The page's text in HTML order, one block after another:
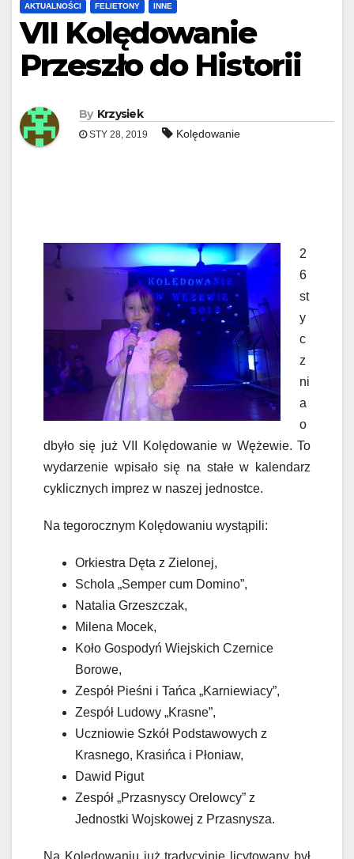
AKTUALNOŚCI FELIETONY INNE
VII Kolędowanie
Przeszło do Historii
By Krzysiek
STY 28, 2019 Kolędowanie
2
6
st
y
c
z
ni
a
o
dbyło się już VII Kolędowanie w Wężewie. To
wydarzenie wpisało się na stałe w kalendarz
cyklicznych imprez w naszej jednostce.
Na tegorocznym Kolędowaniu wystąpili:
Orkiestra Dęta z Zielonej,
Schola „Semper cum Domino”,
Natalia Grzeszczak,
Milena Mocek,
Koło Gospodyń Wiejskich Czernice
Borowe,
Zespół Pieśni i Tańca „Karniewiacy”,
Zespół Ludowy „Krasne”,
Uczniowie Szkół Podstawowych z
Krasnego, Krasińca i Płoniaw,
Dawid Pigut
Zespół „Przasnyscy Orelowcy” z
Jednostki Wojskowej z Przasnysza.